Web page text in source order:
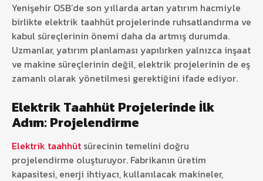
Yenişehir OSB’de son yıllarda artan yatırım hacmiyle
birlikte elektrik taahhüt projelerinde ruhsatlandırma ve
kabul süreçlerinin önemi daha da artmış durumda.
Uzmanlar, yatırım planlaması yapılırken yalnızca inşaat
ve makine süreçlerinin değil, elektrik projelerinin de eş
zamanlı olarak yönetilmesi gerektiğini ifade ediyor.
Elektrik Taahhüt Projelerinde İlk
Adım: Projelendirme
Elektrik taahhüt sürecinin temelini doğru
projelendirme oluşturuyor. Fabrikanın üretim
kapasitesi, enerji ihtiyacı, kullanılacak makineler,